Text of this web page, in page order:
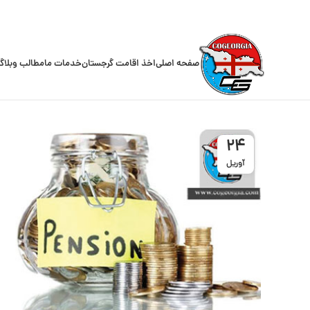
صفحه اصلیاخذ اقامت گرجستانخدمات مامطالب
24
آوریل